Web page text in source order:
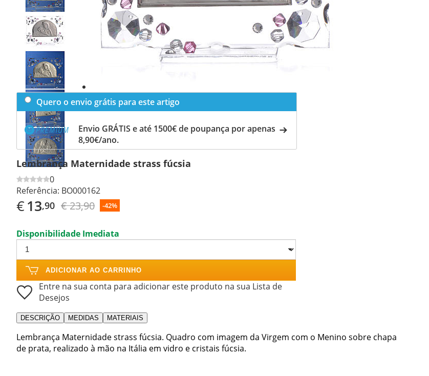
Previous
slide
Next
slide
Quero o envio grátis para este artigo
Envio GRÁTIS e até 1500€ de poupança por apenas
8,90€/ano.
Lembrança Maternidade strass fúcsia
0
Referência: BO000162
€13,90 € 23,90 -42%
Disponibilidade Imediata
ADICIONAR AO CARRINHO
Entre na sua conta para adicionar este produto na sua Lista de
Desejos
DESCRIÇÃO MEDIDAS MATERIAIS
Lembrança Maternidade strass fúcsia. Quadro com imagem da Virgem com o Menino sobre chapa
de prata, realizado à mão na Itália em vidro e cristais fúcsia.